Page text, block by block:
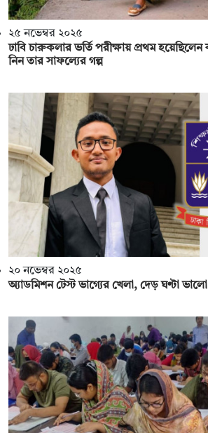
২৫ নভেম্বর ২০২৫
ঢাবি চারুকলার ভর্তি পরীক্ষায় প্রথম
নিন তার সাফল্যের গল্প
২০ নভেম্বর ২০২৫
অ্যাডমিশন টেস্ট ভাগ্যের খেলা, দেড় ঘণ্টা